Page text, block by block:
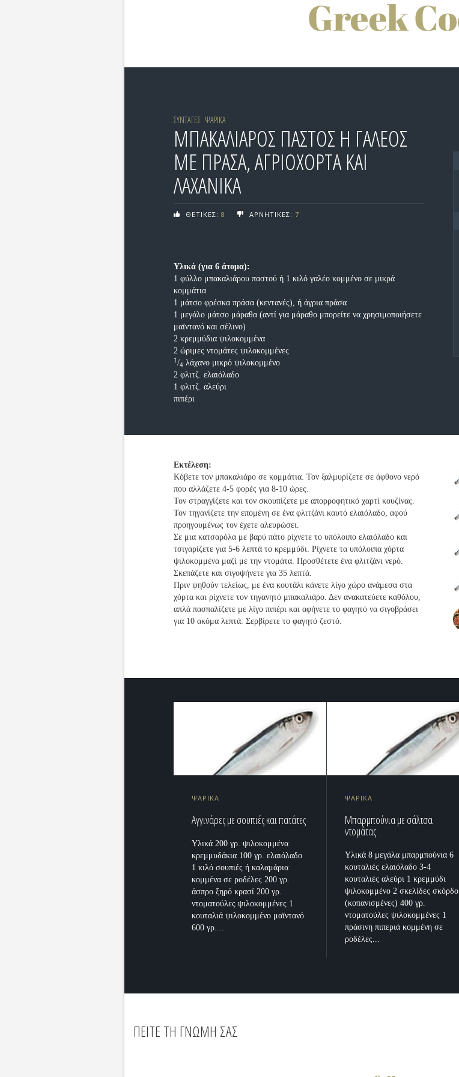
ΣΥΝΤΑΓΕΣ ΨΑΡΙΚΑ
ΜΠΑΚΑΛΙΑΡΟΣ ΠΑΣΤΟΣ Η ΓΑΛΕΟΣ
ΜΕ ΠΡΑΣΑ, ΑΓΡΙΟΧΟΡΤΑ ΚΑΙ
ΛΑΧΑΝΙΚΑ
ΘΕΤΙΚΕΣ: 8 ΑΡΝΗΤΙΚΕΣ: 7
Υλικά (για 6 άτομα):
1 φύλλο μπακαλιάρου παστού ή 1 κιλό γαλέο κομμένο σε μικρά
κομμάτια
1 μάτσο φρέσκα πράσα (κεντανές), ή άγρια πράσα
1 μεγάλο μάτσο μάραθα (αντί για μάραθο μπορείτε να χρησιμοποιήσετε
μαϊντανό και σέλινο)
2 κρεμμύδια ψιλοκομμένα
2 ώριμες ντομάτες ψιλοκομμένες
1 /4 λάχανο μικρό ψιλοκομμένο
2 φλιτζ. ελαιόλαδο
1 φλιτζ. αλεύρι
πιπέρι
Εκτέλεση:
Κόβετε τον μπακαλιάρο σε κομμάτια. Τον ξαλμυρίζετε σε άφθονο νερό
που αλλάζετε 4-5 φορές για 8-10 ώρες.
Τον στραγγίζετε και τον σκουπίζετε με απορροφητικό χαρτί κουζίνας.
Τον τηγανίζετε την επομένη σε ένα φλιτζάνι καυτό ελαιόλαδο, αφού
προηγουμένως τον έχετε αλευρώσει.
Σε μια κατσαρόλα με βαρύ πάτο ρίχνετε το υπόλοιπο ελαιόλαδο και
τσιγαρίζετε για 5-6 λεπτά το κρεμμύδι. Ρίχνετε τα υπόλοιπα χόρτα
ψιλοκομμένα μαζί με την ντομάτα. Προσθέτετε ένα φλιτζάνι νερό.
Σκεπάζετε και σιγοψήνετε για 35 λεπτά.
Πριν ψηθούν τελείως, με ένα κουτάλι κάνετε λίγο χώρο ανάμεσα στα
χόρτα και ρίχνετε τον τηγανητό μπακαλιάρο. Δεν ανακατεύετε καθόλου,
απλά πασπαλίζετε με λίγο πιπέρι και αφήνετε το φαγητό να σιγοβράσει
για 10 ακόμα λεπτά. Σερβίρετε το φαγητό ζεστό.
ΨΑΡΙΚΑ
Αγγινάρες με σουπιές και πατάτες
Υλικά 200 γρ. ψιλοκομμένα
κρεμμυδάκια 100 γρ. ελαιόλαδο
1 κιλό σουπιές ή καλαμάρια
κομμένα σε ροδέλες 200 γρ.
άσπρο ξηρό κρασί 200 γρ.
ντοματούλες ψιλοκομμένες 1
κουταλιά ψιλοκομμένο μαϊντανό
600 γρ....
ΨΑΡΙΚΑ
Μπαρμπούνια με σάλτσα
ντομάτας
Υλικά 8 μεγάλα μπαρμπούνια 6
κουταλιές ελαιόλαδο 3-4
κουταλιές αλεύρι 1 κρεμμύδι
ψιλοκομμένο 2 σκελίδες σκόρδο
(κοπανισμένες) 400 γρ.
ντοματούλες ψιλοκομμένες 1
πράσινη πιπεριά κομμένη σε
ροδέλες...
ΠΕΙΤΕ ΤΗ ΓΝΩΜΗ ΣΑΣ